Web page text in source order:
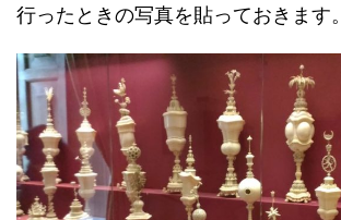
行ったときの写真を貼っておきます。